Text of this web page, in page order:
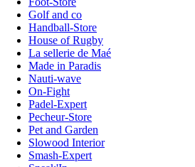
Golf and co
Handball-Store
House of Rugby
La sellerie de Maé
Made in Paradis
Nauti-wave
On-Fight
Padel-Expert
Pecheur-Store
Pet and Garden
Slowood Interior
Smash-Expert